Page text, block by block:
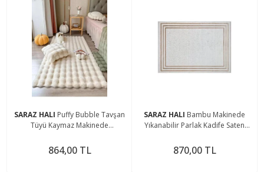
SARAZ HALI Puffy Bubble Tavşan
Tüyü Kaymaz Makinede
Halı
864,00 TL
SARAZ HALI Bambu Makinede
Yıkanabilir Parlak Kadife Saten
Çerçeve Kahve
870,00 TL